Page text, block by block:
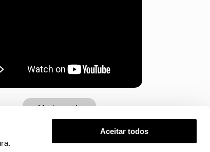
Aceitar todos